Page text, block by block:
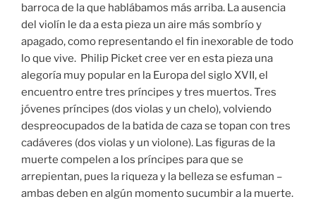
barroca de la que hablábamos más arriba. La ausencia
del violín le da a esta pieza un aire más sombrío y
apagado, como representando el fin inexorable de todo
lo que vive. Philip Picket cree ver en esta pieza una
alegoría muy popular en la Europa del siglo XVII, el
encuentro entre tres príncipes y tres muertos. Tres
jóvenes príncipes (dos violas y un chelo), volviendo
despreocupados de la batida de caza se topan con tres
cadáveres (dos violas y un violone). Las figuras de la
muerte compelen a los príncipes para que se
arrepientan, pues la riqueza y la belleza se esfuman –
ambas deben en algún momento sucumbir a la muerte.